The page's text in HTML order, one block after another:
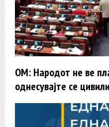
ОМ: Народот не ве
однесувајте се